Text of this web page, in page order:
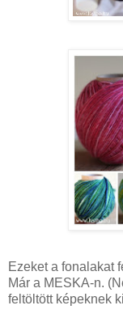
Ezeket a fonalakat
Már a MESKA-n.
feltöltött képeknek